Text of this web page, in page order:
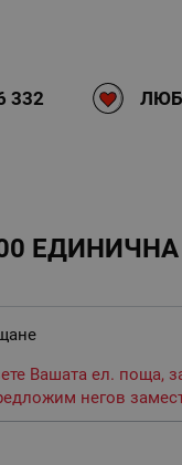
332
ЕДИНИЧНА
Вашата ел. поща,
негов